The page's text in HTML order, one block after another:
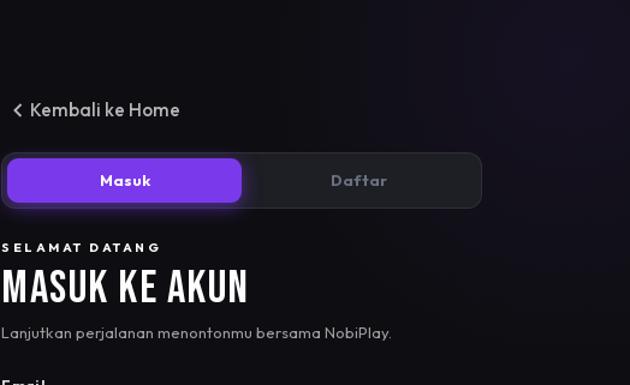
Kembali ke Home
Masuk Daftar
SELAMAT DATANG
Masuk ke Akun
Lanjutkan perjalanan menontonmu bersama NobiPlay.